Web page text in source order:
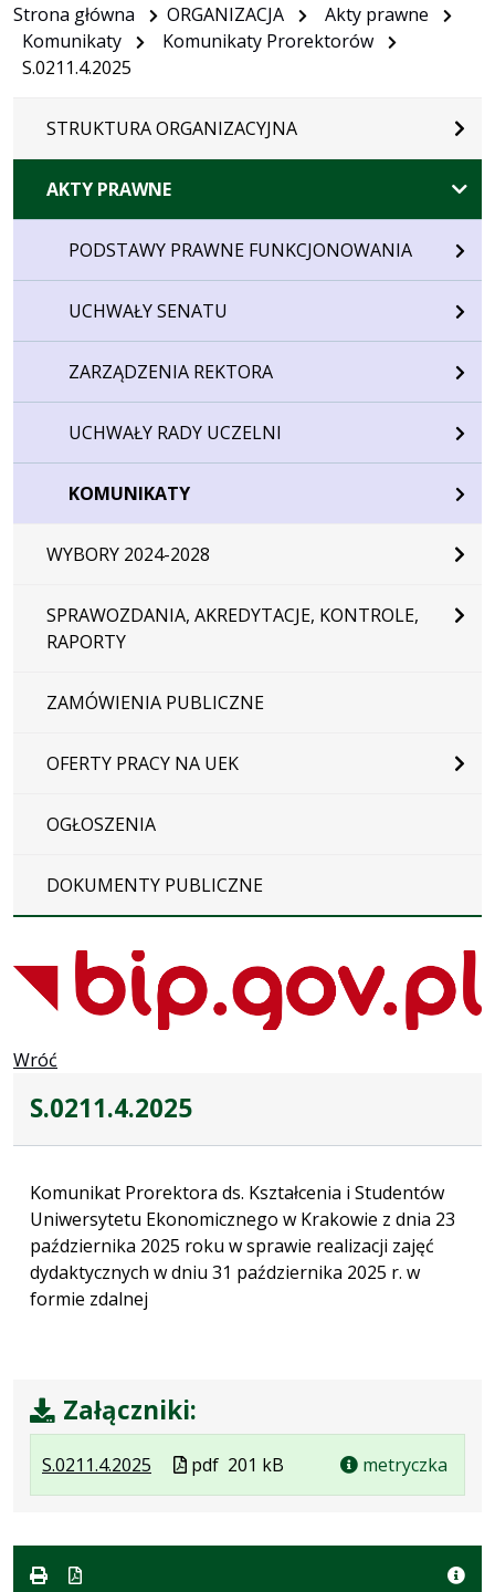
Strona główna ORGANIZACJA
Akty prawne
Komunikaty
Komunikaty Prorektorów
S.0211.4.2025
STRUKTURA ORGANIZACYJNA
AKTY PRAWNE
PODSTAWY PRAWNE FUNKCJONOWANIA
UCHWAŁY SENATU
ZARZĄDZENIA REKTORA
UCHWAŁY RADY UCZELNI
KOMUNIKATY
WYBORY 2024-2028
SPRAWOZDANIA, AKREDYTACJE, KONTROLE,
RAPORTY
ZAMÓWIENIA PUBLICZNE
OFERTY PRACY NA UEK
OGŁOSZENIA
DOKUMENTY PUBLICZNE
Wróć
S.0211.4.2025
Komunikat Prorektora ds. Kształcenia i Studentów
Uniwersytetu Ekonomicznego w Krakowie z dnia 23
października 2025 roku w sprawie realizacji zajęć
dydaktycznych w dniu 31 października 2025 r. w
formie zdalnej
Załączniki:
S.0211.4.2025
Plik
formacie:
Rozmiar
201
Otwiera
w
Plik
w
pdf 201 kB metryczka